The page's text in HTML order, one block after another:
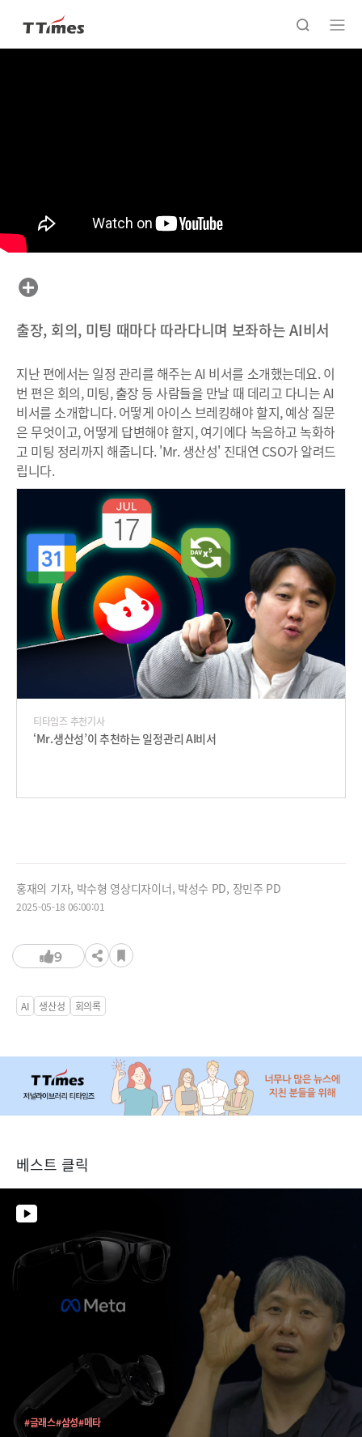
출장, 회의, 미팅 때마다 따라다니며 보좌하는 AI비서
지난 편에서는 일정 관리를 해주는 AI 비서를 소개했는데요. 이
번 편은 회의, 미팅, 출장 등 사람들을 만날 때 데리고 다니는 AI
비서를 소개합니다. 어떻게 아이스 브레킹해야 할지, 예상 질문
은 무엇이고, 어떻게 답변해야 할지, 여기에다 녹음하고 녹화하
고 미팅 정리까지 해줍니다. 'Mr. 생산성' 진대연 CSO가 알려드
립니다.
티타임즈 추천기사
‘Mr.생산성’이 추천하는 일정관리 AI비서
홍재의 기자, 박수형 영상디자이너, 박성수 PD, 장민주 PD
2025-05-18 06:00:01
9
AI 생산성 회의록
베스트 클릭
#글래스#삼성#메타